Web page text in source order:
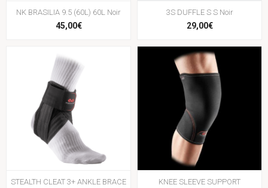
NK BRASILIA 9.5 (60L) 60L Noir
45,00€
3S DUFFLE S S Noir
29,00€
STEALTH CLEAT 3+ ANKLE BRACE KNEE SLEEVE SUPPORT